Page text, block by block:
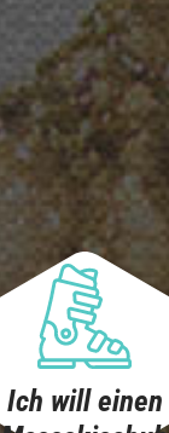
Ich will einen